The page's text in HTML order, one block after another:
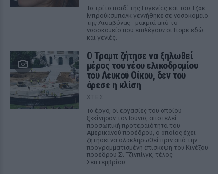
Το τρίτο παιδί της Ευγενίας και του Τζακ
Μπρούκσμπανκ γεννήθηκε σε νοσοκομείο
της Λισαβόνας - μακριά από το
νοσοκομείο που επιλέγουν οι Γιορκ εδώ
και γενιές.
Ο Τραμπ ζήτησε να ξηλωθεί
μέρος του νέου ελικοδρομίου
του Λευκού Οίκου, δεν του
άρεσε η κλίση
ΧΤΕΣ
Το έργο, οι εργασίες του οποίου
ξεκίνησαν τον Ιούνιο, αποτελεί
προσωπική προτεραιότητα του
Αμερικανού προέδρου, ο οποίος έχει
ζητήσει να ολοκληρωθεί πριν από την
προγραμματισμένη επίσκεψη του Κινέζου
προέδρου Σι Τζινπίνγκ, τέλος
Σεπτεμβρίου